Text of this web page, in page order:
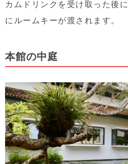
カムドリンクを受け取った後
にルームキーが渡されます。
本館の中庭